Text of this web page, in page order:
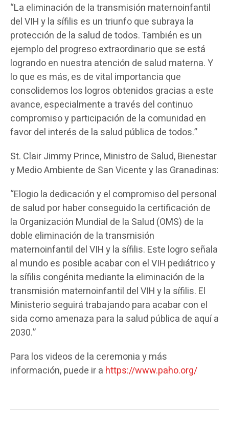
“La eliminación de la transmisión maternoinfantil
del VIH y la sífilis es un triunfo que subraya la
protección de la salud de todos. También es un
ejemplo del progreso extraordinario que se está
logrando en nuestra atención de salud materna. Y
lo que es más, es de vital importancia que
consolidemos los logros obtenidos gracias a este
avance, especialmente a través del continuo
compromiso y participación de la comunidad en
favor del interés de la salud pública de todos.”
St. Clair Jimmy Prince, Ministro de Salud, Bienestar
y Medio Ambiente de San Vicente y las Granadinas:
“Elogio la dedicación y el compromiso del personal
de salud por haber conseguido la certificación de
la Organización Mundial de la Salud (OMS) de la
doble eliminación de la transmisión
maternoinfantil del VIH y la sífilis. Este logro señala
al mundo es posible acabar con el VIH pediátrico y
la sífilis congénita mediante la eliminación de la
transmisión maternoinfantil del VIH y la sífilis. El
Ministerio seguirá trabajando para acabar con el
sida como amenaza para la salud pública de aquí a
2030.”
Para los videos de la ceremonia y más
información, puede ir a https://www.paho.org/